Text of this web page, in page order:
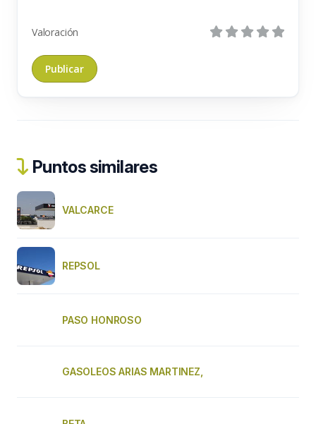
Valoración
Puntos similares
VALCARCE
REPSOL
PASO HONROSO
GASOLEOS ARIAS MARTINEZ,